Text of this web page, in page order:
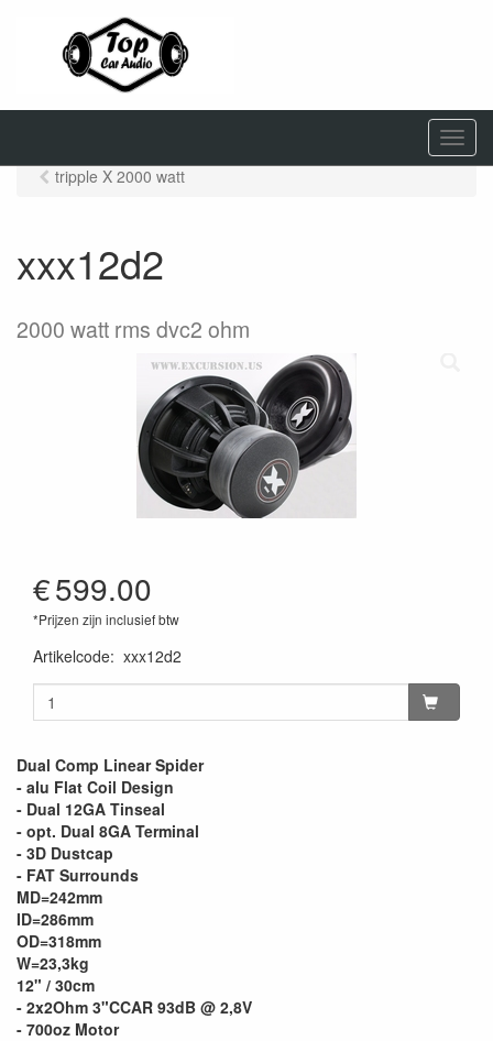
M
e
tripple X 2000 watt
xxx12d2
2000 watt rms dvc2 ohm
€599.00
*Prijzen zijn inclusief btw
Artikelcode: xxx12d2
Dual Comp Linear Spider
- alu Flat Coil Design
- Dual 12GA Tinseal
- opt. Dual 8GA Terminal
- 3D Dustcap
- FAT Surrounds
MD=242mm
ID=286mm
OD=318mm
W=23,3kg
12" / 30cm
- 2x2Ohm 3"CCAR 93dB @ 2,8V
- 700oz Motor